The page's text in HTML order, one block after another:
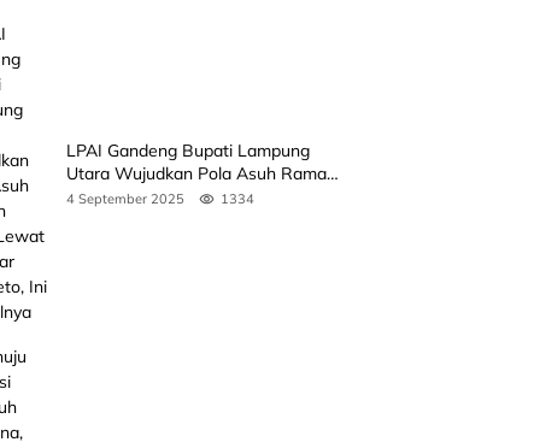
LPAI Gandeng Bupati Lampung
Utara Wujudkan Pola Asuh Ramah
Anak Lewat Seminar Kak Seto, Ini
4 September 2025 1334